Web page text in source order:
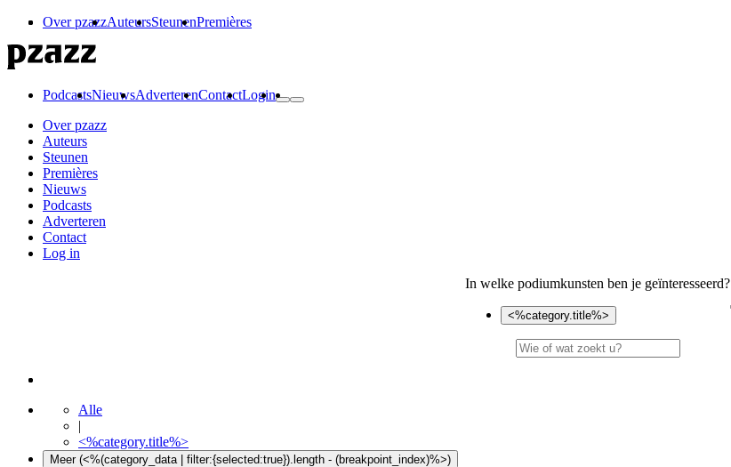
Over pzazzAuteursSteunenPremières
PodcastsNieuwsAdverterenContactLogin
Over pzazz
Auteurs
Steunen
Premières
Nieuws
Podcasts
Adverteren
Contact
Log in
In welke podiumkunsten ben je geïnteresseerd?
<%category.title%>
Alle
|
<%category.title%>
Meer (<%(category_data | filter:{selected:true}).length - (breakpoint_index)%>)